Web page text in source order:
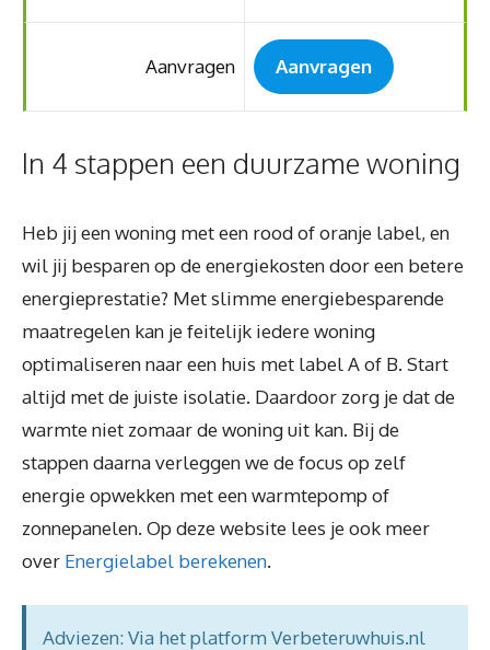
Aanvragen Aanvragen
In 4 stappen een duurzame woning
Heb jij een woning met een rood of oranje label, en
wil jij besparen op de energiekosten door een betere
energieprestatie? Met slimme energiebesparende
maatregelen kan je feitelijk iedere woning
optimaliseren naar een huis met label A of B. Start
altijd met de juiste isolatie. Daardoor zorg je dat de
warmte niet zomaar de woning uit kan. Bij de
stappen daarna verleggen we de focus op zelf
energie opwekken met een warmtepomp of
zonnepanelen. Op deze website lees je ook meer
over Energielabel berekenen.
Adviezen: Via het platform Verbeteruwhuis.nl